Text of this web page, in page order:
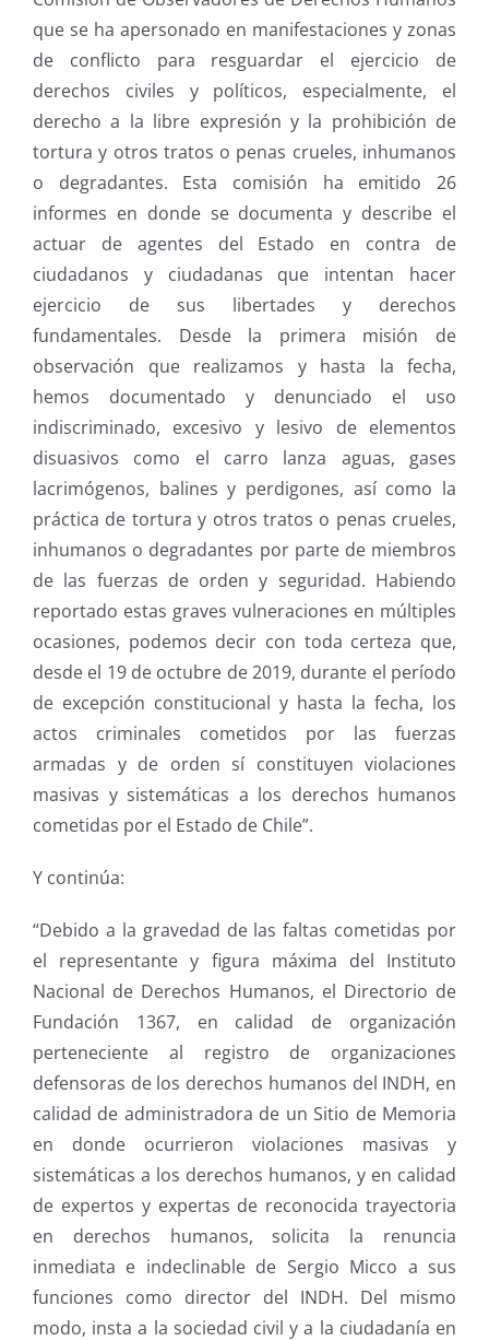
que se ha apersonado en manifestaciones y zonas
de conflicto para resguardar el ejercicio de
derechos civiles y políticos, especialmente, el
derecho a la libre expresión y la prohibición de
tortura y otros tratos o penas crueles, inhumanos
o degradantes. Esta comisión ha emitido 26
informes en donde se documenta y describe el
actuar de agentes del Estado en contra de
ciudadanos y ciudadanas que intentan hacer
ejercicio de sus libertades y derechos
fundamentales. Desde la primera misión de
observación que realizamos y hasta la fecha,
hemos documentado y denunciado el uso
indiscriminado, excesivo y lesivo de elementos
disuasivos como el carro lanza aguas, gases
lacrimógenos, balines y perdigones, así como la
práctica de tortura y otros tratos o penas crueles,
inhumanos o degradantes por parte de miembros
de las fuerzas de orden y seguridad. Habiendo
reportado estas graves vulneraciones en múltiples
ocasiones, podemos decir con toda certeza que,
desde el 19 de octubre de 2019, durante el período
de excepción constitucional y hasta la fecha, los
actos criminales cometidos por las fuerzas
armadas y de orden sí constituyen violaciones
masivas y sistemáticas a los derechos humanos
cometidas por el Estado de Chile”.
Y continúa:
“Debido a la gravedad de las faltas cometidas por
el representante y figura máxima del Instituto
Nacional de Derechos Humanos, el Directorio de
Fundación 1367, en calidad de organización
perteneciente al registro de organizaciones
defensoras de los derechos humanos del INDH, en
calidad de administradora de un Sitio de Memoria
en donde ocurrieron violaciones masivas y
sistemáticas a los derechos humanos, y en calidad
de expertos y expertas de reconocida trayectoria
en derechos humanos, solicita la renuncia
inmediata e indeclinable de Sergio Micco a sus
funciones como director del INDH. Del mismo
modo, insta a la sociedad civil y a la ciudadanía en